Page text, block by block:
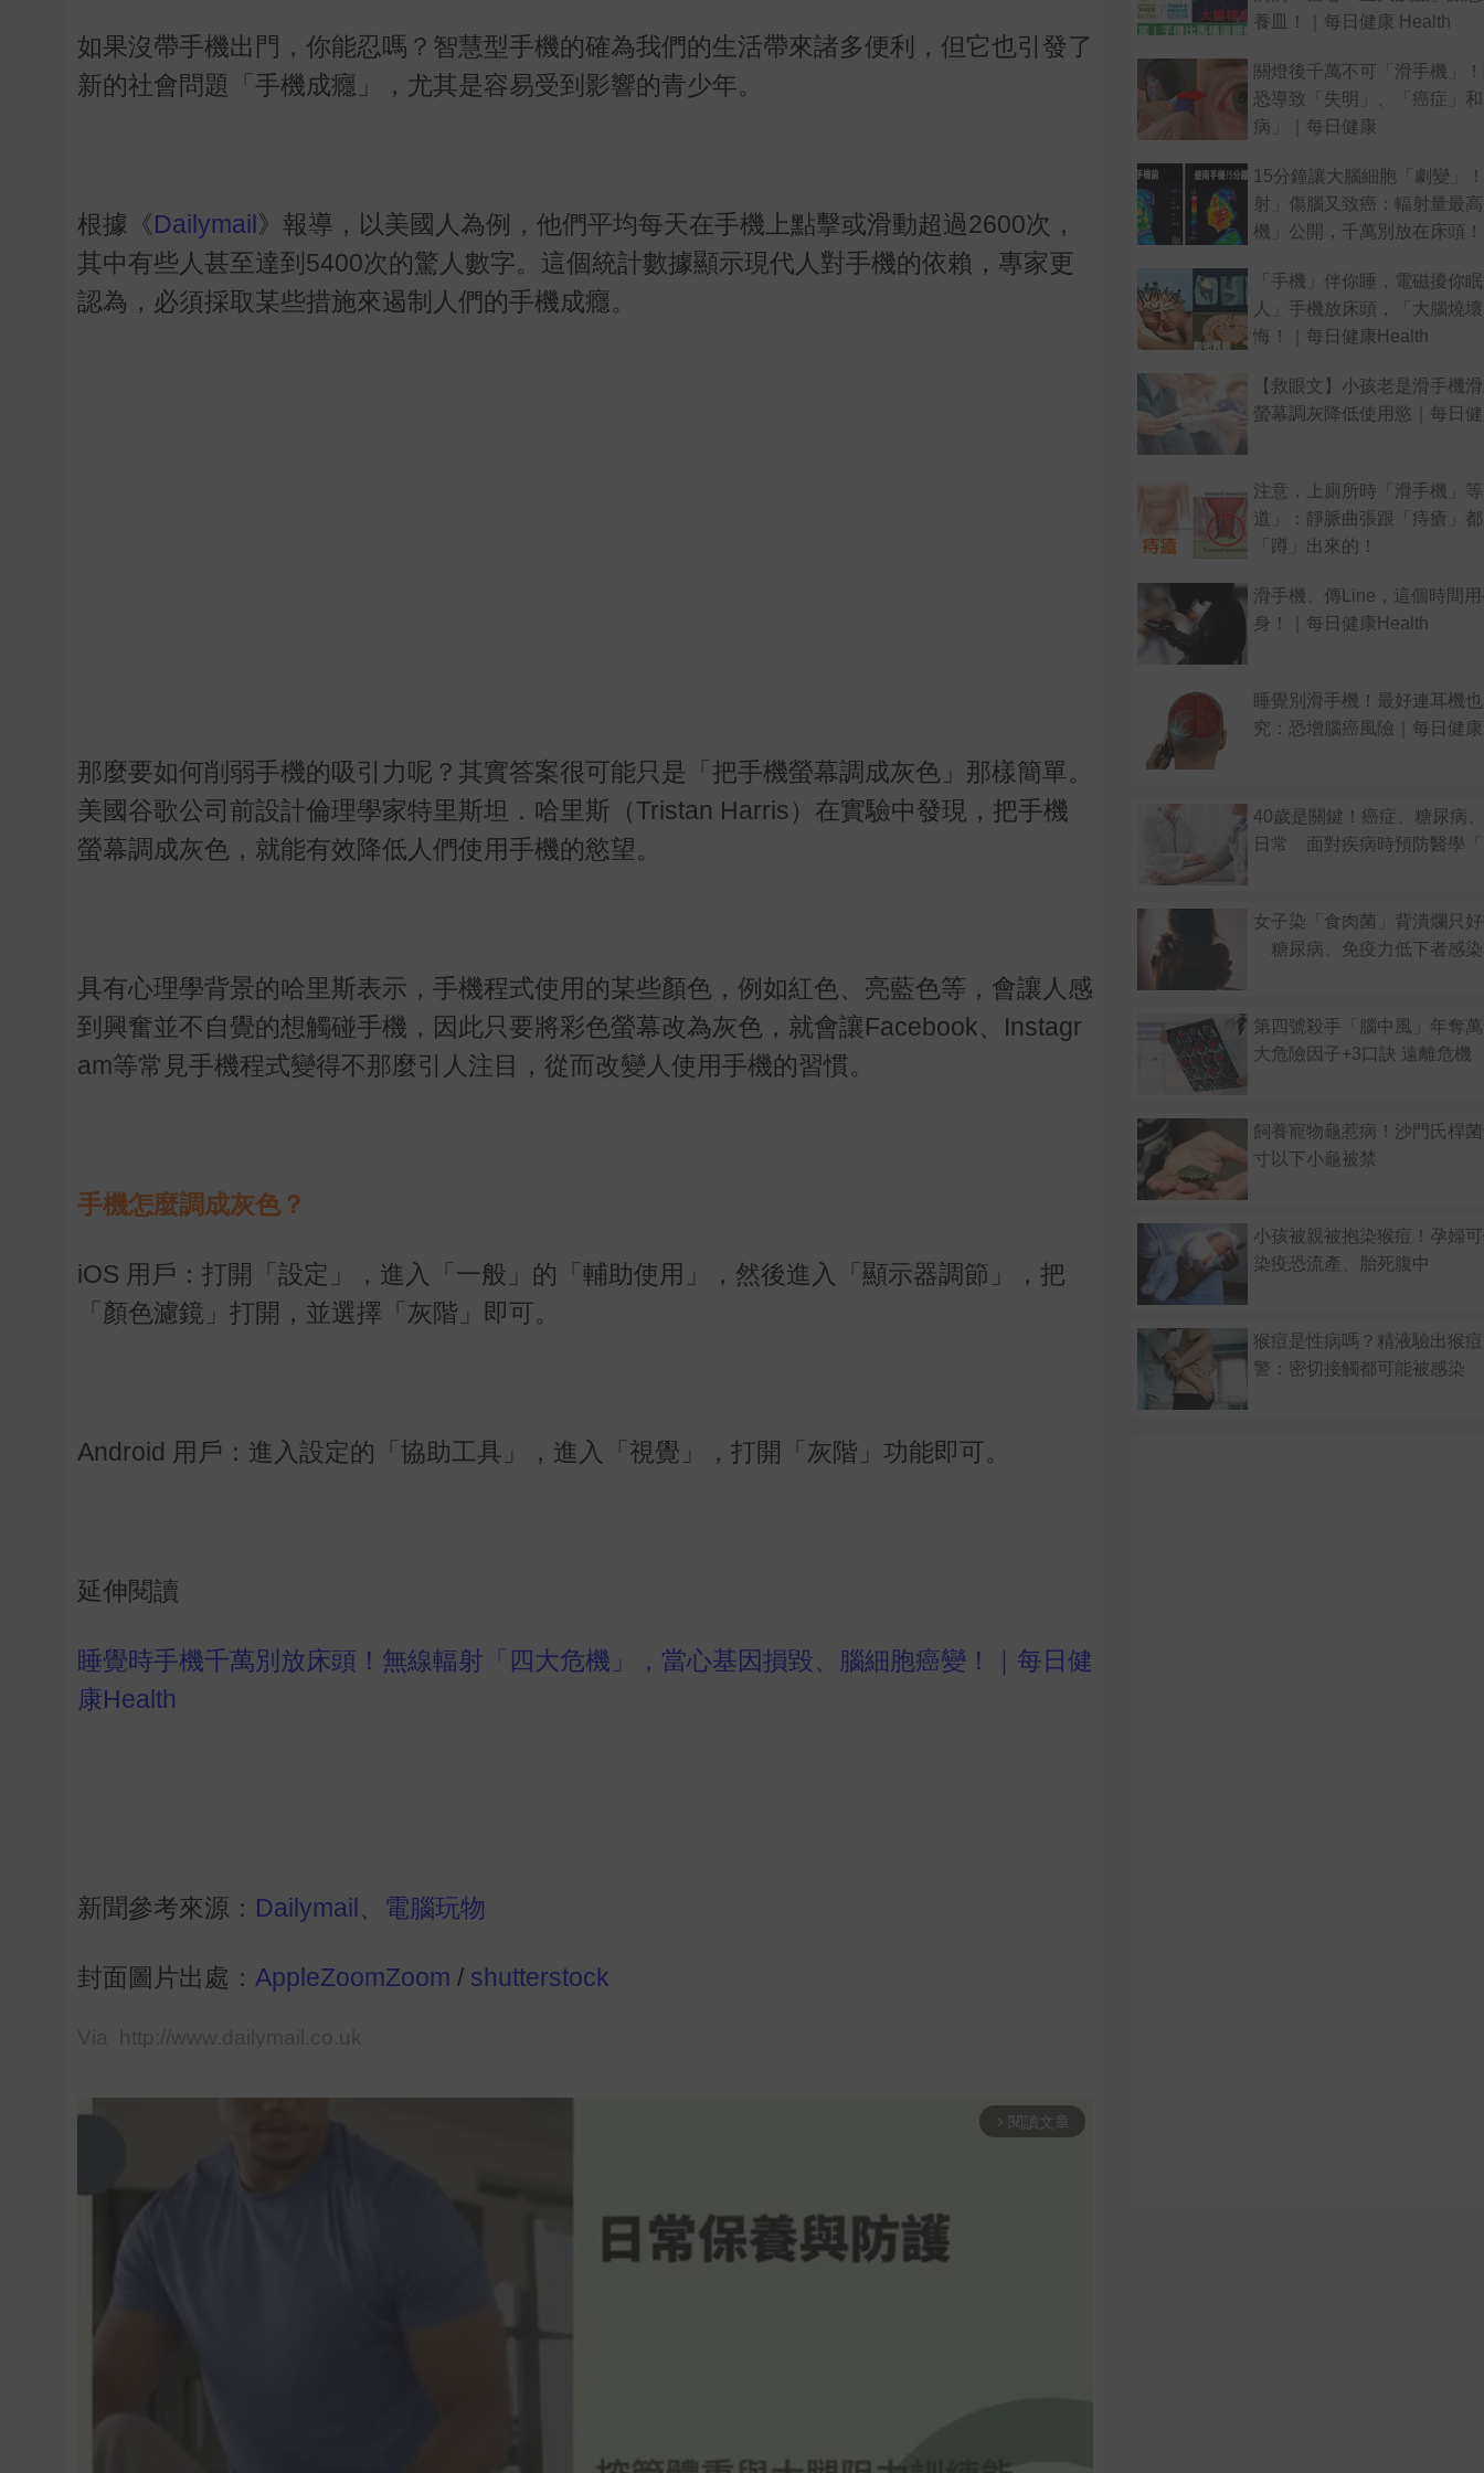
如果沒帶手機出門，你能忍嗎？智慧型手機的確為我們的生活帶來諸多便利，但它也引發了
新的社會問題「手機成癮」，尤其是容易受到影響的青少年。
根據《Dailymail》報導，以美國人為例，他們平均每天在手機上點擊或滑動超過2600次，
其中有些人甚至達到5400次的驚人數字。這個統計數據顯示現代人對手機的依賴，專家更
認為，必須採取某些措施來遏制人們的手機成癮。
那麼要如何削弱手機的吸引力呢？其實答案很可能只是「把手機螢幕調成灰色」那樣簡單。
美國谷歌公司前設計倫理學家特里斯坦．哈里斯（Tristan Harris）在實驗中發現，把手機
螢幕調成灰色，就能有效降低人們使用手機的慾望。
具有心理學背景的哈里斯表示，手機程式使用的某些顏色，例如紅色、亮藍色等，會讓人感
到興奮並不自覺的想觸碰手機，因此只要將彩色螢幕改為灰色，就會讓Facebook、Instagr
am等常見手機程式變得不那麼引人注目，從而改變人使用手機的習慣。
手機怎麼調成灰色？
iOS 用戶：打開「設定」，進入「一般」的「輔助使用」，然後進入「顯示器調節」，把
「顏色濾鏡」打開，並選擇「灰階」即可。
Android 用戶：進入設定的「協助工具」，進入「視覺」，打開「灰階」功能即可。
延伸閱讀
睡覺時手機千萬別放床頭！無線輻射「四大危機」，當心基因損毀、腦細胞癌變！｜每日健
康Health
新聞參考來源： Dailymail、 電腦玩物
封面圖片出處： AppleZoomZoom / shutterstock
arrow_forward_ios 閱讀文章
養皿！｜每日健康 Health
關燈後千萬不可「滑手機」
恐導致「失明」、「癌症」
病」｜每日健康
15分鐘讓大腦細胞「劇變」
射」傷腦又致癌：輻射量最
機」公開，千萬別放在床頭！
「手機」伴你睡，電磁擾你
人」手機放床頭，「大腦燒
悔！｜每日健康Health
【救眼文】小孩老是滑手機
螢幕調灰降低使用慾｜每日
注意，上廁所時「滑手機」
道」：靜脈曲張跟「痔瘡」
「蹲」出來的！
滑手機、傳Line，這個時間
身！｜每日健康Health
睡覺別滑手機！最好連耳機
究：恐增腦癌風險｜每日健
40歲是關鍵！癌症、糖尿病
日常 面對疾病時預防醫學
女子染「食肉菌」背潰爛只
糖尿病、免疫力低下者感
第四號殺手「腦中風」年奪
大危險因子+3口訣 遠離危機
飼養寵物龜惹病！沙門氏桿
寸以下小龜被禁
小孩被親被抱染猴痘！孕婦
染疫恐流產、胎死腹中
猴痘是性病嗎？精液驗出猴
警：密切接觸都可能被感染